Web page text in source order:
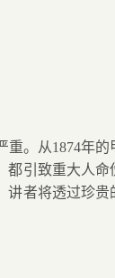
重。从1874年的
都引致重大人
讲者将透过珍